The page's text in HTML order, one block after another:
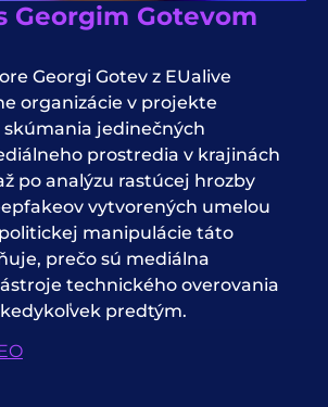
Georgim Gotevom
Georgi Gotev z EUalive
organizácie v projekte
jedinečných
prostredia v krajinách
po analýzu rastúcej hrozby
vytvorených umelou
manipulácie táto
prečo sú mediálna
technického overovania
predtým.